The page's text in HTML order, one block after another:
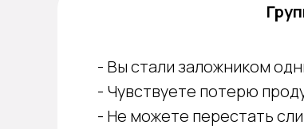
- Вы стали заложником
- Чувствуете потерю
- Не можете перестать